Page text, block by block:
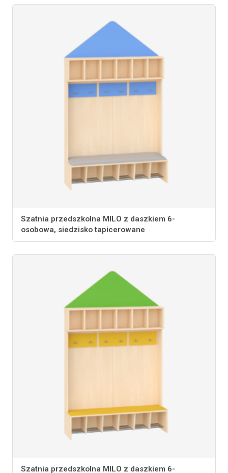
Szatnia przedszkolna MILO z daszkiem 6-
osobowa, siedzisko tapicerowane
Szatnia przedszkolna MILO z daszkiem 6-